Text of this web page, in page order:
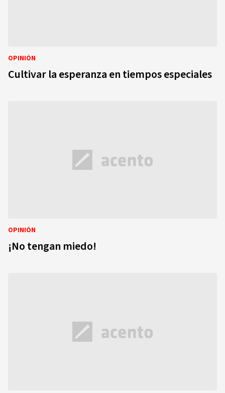
OPINIÓN
Cultivar la esperanza en tiempos especiales
OPINIÓN
¡No tengan miedo!